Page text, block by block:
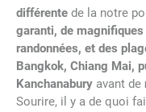
différente de la notre
garanti, de
randonnées, et des
Bangkok, Chiang Mai,
Kanchanabury avant de
Sourire, il y a de quoi